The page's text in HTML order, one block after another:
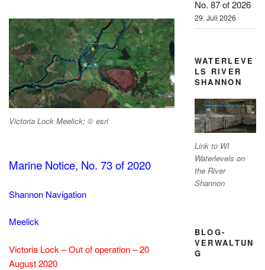
Victoria Lock Meelick; © esri
Marine Notice, No. 73 of 2020
Shannon Navigation
Meelick
Victoria Lock – Out of operation – 20
August 2020
No. 87 of 2026
29. Juli 2026
WATERLEVE
LS RIVER
SHANNON
Link to WI
Waterlevels on
the River
Shannon
BLOG-
VERWALTUN
G